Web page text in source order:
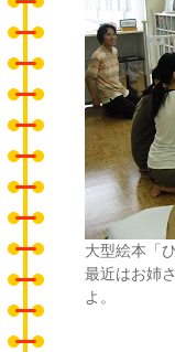
大型絵本「
最近はお姉
よ。